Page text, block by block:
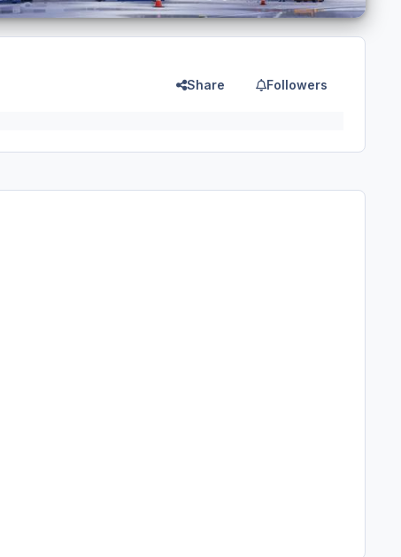
Share Followers